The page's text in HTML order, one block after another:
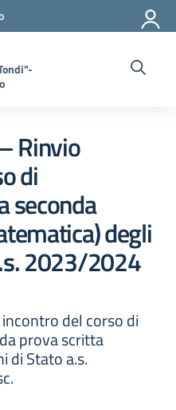
Rinvio
di
seconda
degli
2023/2024
del corso di
prova scritta
di Stato a.s.